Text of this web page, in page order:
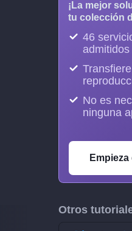
¡La mejor
tu colección
46
admitidos
No es
ninguna
Otros